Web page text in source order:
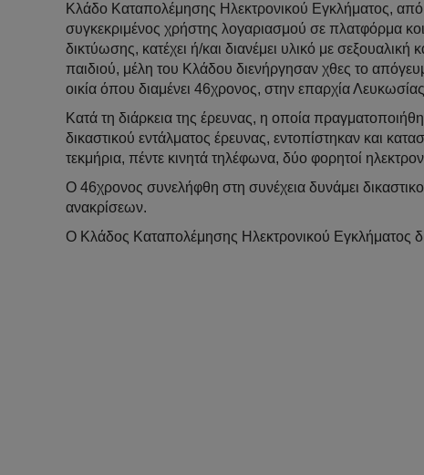
Κλάδο Καταπολέμησης Ηλεκτρονικού Εγκλήματος, από
συγκεκριμένος χρήστης λογαριασμού σε πλατφόρμα
δικτύωσης, κατέχει ή/και διανέμει υλικό με σεξουαλική
παιδιού, μέλη του Κλάδου διενήργησαν χθες το
οικία όπου διαμένει 46χρονος, στην επαρχία
Κατά τη διάρκεια της έρευνας, η οποία
δικαστικού εντάλματος έρευνας, εντοπίστηκαν και
τεκμήρια, πέντε κινητά τηλέφωνα, δύο φορητοί
Ο 46χρονος συνελήφθη στη συνέχεια δυνάμει
ανακρίσεων.
Ο Κλάδος Καταπολέμησης Ηλεκτρονικού Εγκλήματος